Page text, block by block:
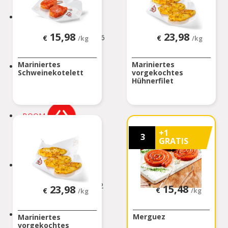
BINCHE
Rue Zéphirin Fontaine 76
BONCELLES
BOOM
BOOM
BOUILLON
Rue de la Sentinelle 66/2
BOUILLON
BOUSSU
€ 15,98 /kg
Mariniertes
Schweinekotelett
€ 23,98 /kg
Mariniertes
vorgekochtes
Hühnerfilet
€ 23,98 /kg
Mariniertes
vorgekochtes
3 +1
GRATIS
€15,48 /kg
Merguez